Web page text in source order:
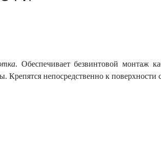
. Обеспечивает безвинтовой монтаж
Крепятся непосредственно к